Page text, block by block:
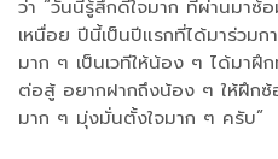
ว่า “วันนี้รู้สึกดีใจมาก ที่ผ่านมาซ้
เหนื่อย ปีนี้เป็นปีแรกที่ได้มาร่วม
มาก ๆ เป็นเวทีให้น้อง ๆ ได้มา
ต่อสู้ อยากฝากถึงน้อง ๆ ให้ฝึก
มาก ๆ มุ่งมั่นตั้งใจมาก ๆ ครับ”